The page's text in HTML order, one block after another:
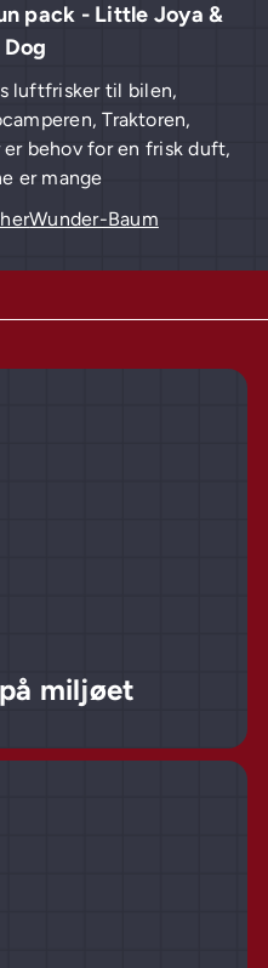
pack - Little Joya &
luftfrisker til bilen,
Traktoren,
behov for en frisk duft,
er mange
Wunder-Baum
miljøet